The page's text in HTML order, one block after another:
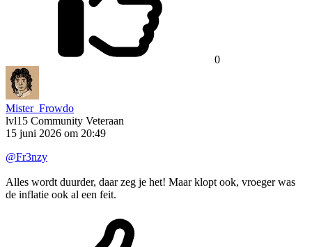
0
Mister_Frowdo
lvl15 Community Veteraan
15 juni 2026 om 20:49
@Fr3nzy
Alles wordt duurder, daar zeg je het! Maar klopt ook, vroeger was
de inflatie ook al een feit.